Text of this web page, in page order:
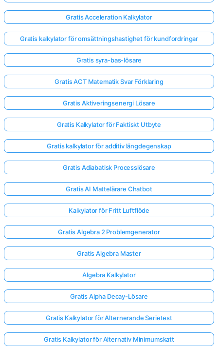
Gratis Acceleration Kalkylator
Gratis kalkylator för omsättningshastighet för kundfordringar
Gratis syra-bas-lösare
Gratis ACT Matematik Svar Förklaring
Gratis Aktiveringsenergi Lösare
Gratis Kalkylator för Faktiskt Utbyte
Gratis kalkylator för additiv längdegenskap
Gratis Adiabatisk Processlösare
Gratis AI Mattelärare Chatbot
Kalkylator för Fritt Luftflöde
Gratis Algebra 2 Problemgenerator
Gratis Algebra Master
Algebra Kalkylator
Gratis Alpha Decay-Lösare
Gratis Kalkylator för Alternerande Serietest
Gratis Kalkylator för Alternativ Minimumskatt